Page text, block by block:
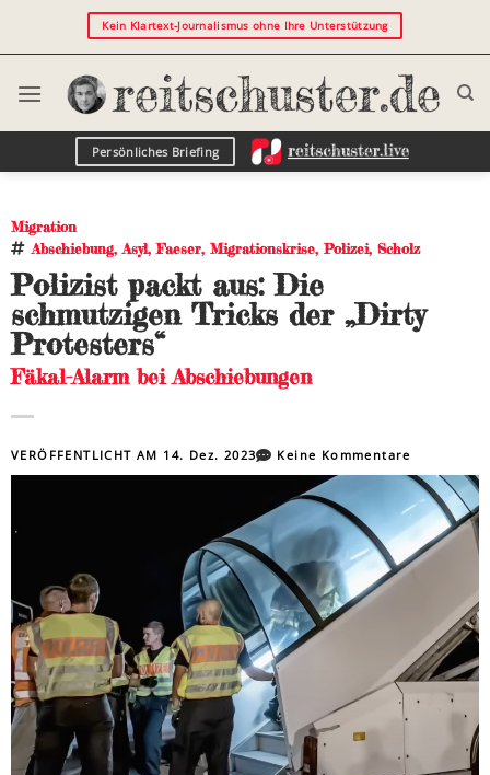
Kein Klartext-Journalismus ohne Ihre Unterstützung
Persönliches Briefing
Migration
Abschiebung, Asyl,Faeser, Migrationskrise,Polizei, Scholz
Polizist packt aus: Die
schmutzigen Tricks der „Dirty
Protesters“
Fäkal-Alarm bei Abschiebungen
VERÖFFENTLICHT AM 14. Dez. 2023 Keine Kommentare